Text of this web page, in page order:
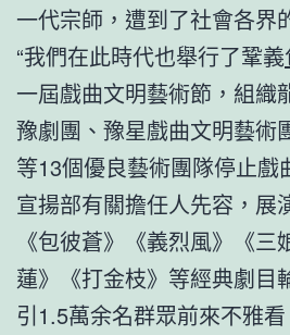
一代宗師，遭到了社會各界
“我們在此時代也舉行了鞏義
一屆戲曲文明藝術節，組織
豫劇團、豫星戲曲文明藝術
等13個優良藝術團隊停止戲
宣揚部有關擔任人先容，展
《包彼蒼》《義烈風》《
蓮》《打金枝》等經典劇目
引1.5萬余名群眾前來不雅